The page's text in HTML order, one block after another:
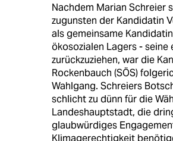
Nachdem Marian Schreier
zugunsten der Kandidatin
als gemeinsame
ökosozialen Lagers - seine
zurückzuziehen, war die
Rockenbauch (SÖS)
Wahlgang. Schreiers
schlicht zu dünn für die
Landeshauptstadt, die
glaubwürdiges
Klimagerechtigkeit